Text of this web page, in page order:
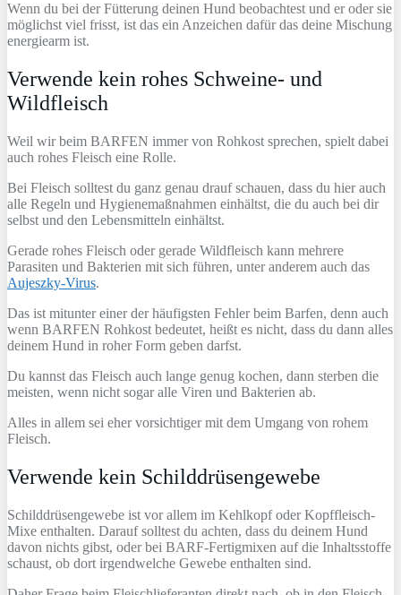
Wenn du bei der Fütterung deinen Hund beobachtest und er oder sie
möglichst viel frisst, ist das ein Anzeichen dafür das deine Mischung
energiearm ist.
Verwende kein rohes Schweine- und
Wildfleisch
Weil wir beim BARFEN immer von Rohkost sprechen, spielt dabei
auch rohes Fleisch eine Rolle.
Bei Fleisch solltest du ganz genau drauf schauen, dass du hier auch
alle Regeln und Hygienemaßnahmen einhältst, die du auch bei dir
selbst und den Lebensmitteln einhältst.
Gerade rohes Fleisch oder gerade Wildfleisch kann mehrere
Parasiten und Bakterien mit sich führen, unter anderem auch das
Aujeszky-Virus.
Das ist mitunter einer der häufigsten Fehler beim Barfen, denn auch
wenn BARFEN Rohkost bedeutet, heißt es nicht, dass du dann alles
deinem Hund in roher Form geben darfst.
Du kannst das Fleisch auch lange genug kochen, dann sterben die
meisten, wenn nicht sogar alle Viren und Bakterien ab.
Alles in allem sei eher vorsichtiger mit dem Umgang von rohem
Fleisch.
Verwende kein Schilddrüsengewebe
Schilddrüsengewebe ist vor allem im Kehlkopf oder Kopffleisch-
Mixe enthalten. Darauf solltest du achten, dass du deinem Hund
davon nichts gibst, oder bei BARF-Fertigmixen auf die Inhaltsstoffe
schaust, ob dort irgendwelche Gewebe enthalten sind.